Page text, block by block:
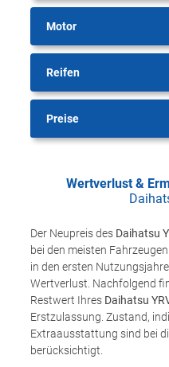
Motor
Reifen
Preise
Wertverlust &
Der Neupreis des Daihatsu
bei den meisten
in den ersten
Wertverlust. Nachfolgend
Restwert Ihres Daihatsu
Erstzulassung. Zustand,
Extraausstattung sind bei
berücksichtigt.